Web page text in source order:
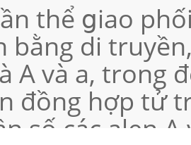
thể ցiao
bằng di
A và a, trong
đồng hợp tử
số các alen